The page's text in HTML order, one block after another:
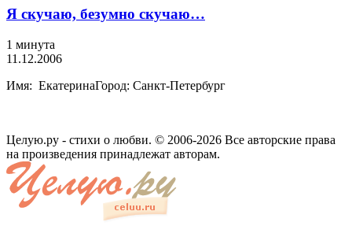
Я скучаю, безумно скучаю…
1 минута
11.12.2006
Имя: ЕкатеринаГород: Санкт-Петербург
Целую.ру - стихи о любви. © 2006-2026 Все авторские права
на произведения принадлежат авторам.